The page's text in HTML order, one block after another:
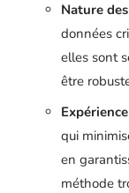
Nature
données
elles sont
être
qui
en
méthode